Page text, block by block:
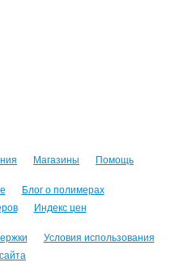
Магазины Помощь
Блог о полимерах
Индекс цен
Условия использования